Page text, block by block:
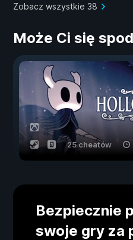
Zobacz wszystkie 38
Może Ci się
25 cheatów
Bezpiecznie
swoje gry za